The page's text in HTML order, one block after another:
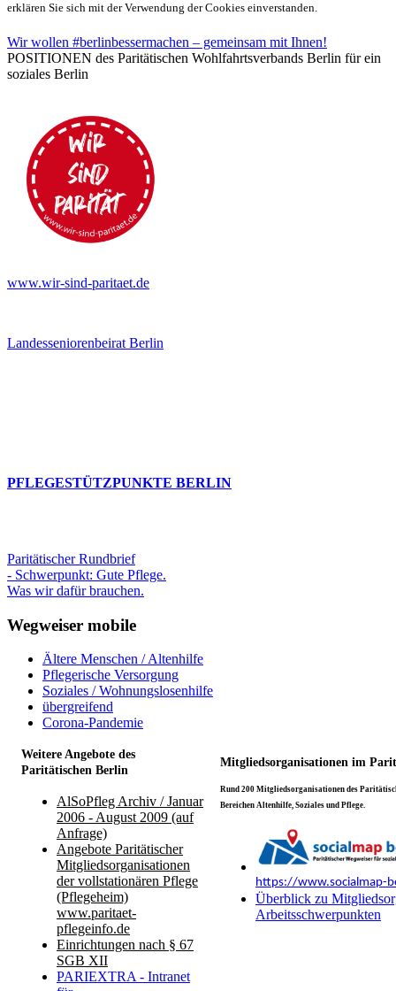
erklären Sie sich mit der Verwendung der Cookies einverstanden.
Wir wollen #berlinbessermachen – gemeinsam mit Ihnen!
POSITIONEN des Paritätischen Wohlfahrtsverbands Berlin für ein
soziales Berlin
www.wir-sind-paritaet.de
Landesseniorenbeirat Berlin
PFLEGESTÜTZPUNKTE BERLIN
Paritätischer Rundbrief
- Schwerpunkt: Gute Pflege.
Was wir dafür brauchen.
Wegweiser mobile
Ältere Menschen / Altenhilfe
Pflegerische Versorgung
Soziales / Wohnungslosenhilfe
übergreifend
Corona-Pandemie
Weitere Angebote des
Paritätischen Berlin
Mitgliedsorganisationen im
AlSoPfleg Archiv / Januar
2006 - August 2009 (auf
Anfrage)
Angebote Paritätischer
Mitgliedsorganisationen
der vollstationären Pflege
(Pflegeheim)
www.paritaet-
pflegeinfo.de
Einrichtungen nach § 67
SGB XII
PARIEXTRA - Intranet
Rund 200 Mitgliedsorganisationen des
Bereichen Altenhilfe, Soziales und Pflege.
https://www.socialmap-
Überblick zu
Arbeitsschwerpunkten